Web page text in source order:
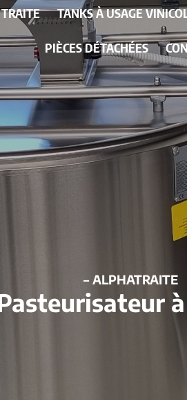
TANKS À USAGE
PIÈCES DÉTACHÉES
– ALPHATRAITE